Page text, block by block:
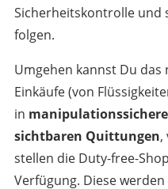
Sicherheitskontrolle und
folgen.
Umgehen kannst Du
Einkäufe (von
in
sichtbaren Quittungen,
stellen die Duty-free-
Verfügung. Diese werden